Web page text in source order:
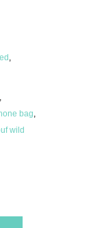
,
,
bag,
wild